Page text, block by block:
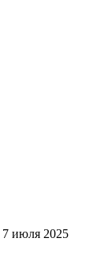
7 июля 2025